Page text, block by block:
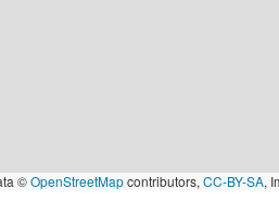
©OpenStreetMapcontributors, CC-BY-SA,